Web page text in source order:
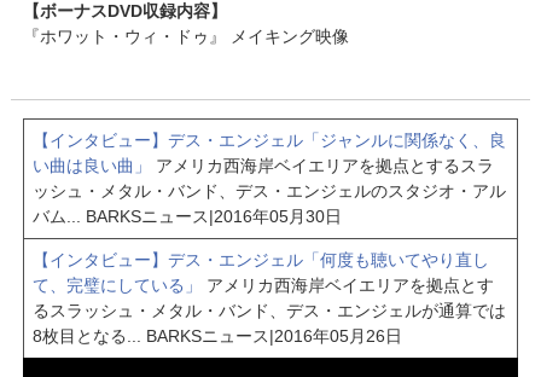
【ボーナスDVD収録内容】
『ホワット・ウィ・ドゥ』 メイキング映像
【インタビュー】デス・エンジェル「ジャンルに関係なく、良
い曲は良い曲」
アメリカ西海岸ベイエリアを拠点とするスラ
ッシュ・メタル・バンド、デス・エンジェルのスタジオ・アル
バム... BARKSニュース|2016年05月30日
【インタビュー】デス・エンジェル「何度も聴いてやり直し
て、完璧にしている」
アメリカ西海岸ベイエリアを拠点とす
るスラッシュ・メタル・バンド、デス・エンジェルが通算では
8枚目となる... BARKSニュース|2016年05月26日